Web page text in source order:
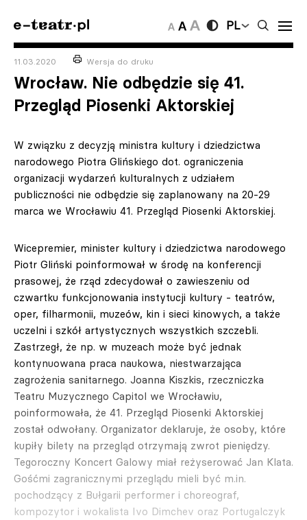
PL
11.03.2020 Wersja do druku
Wrocław. Nie odbędzie się 41.
Przegląd Piosenki Aktorskiej
W związku z decyzją ministra kultury i dziedzictwa
narodowego Piotra Glińskiego dot. ograniczenia
organizacji wydarzeń kulturalnych z udziałem
publiczności nie odbędzie się zaplanowany na 20-29
marca we Wrocławiu 41. Przegląd Piosenki Aktorskiej.
Wicepremier, minister kultury i dziedzictwa narodowego
Piotr Gliński poinformował w środę na konferencji
prasowej, że rząd zdecydował o zawieszeniu od
czwartku funkcjonowania instytucji kultury - teatrów,
oper, filharmonii, muzeów, kin i sieci kinowych, a także
uczelni i szkół artystycznych wszystkich szczebli.
Zastrzegł, że np. w muzeach może być jednak
kontynuowana praca naukowa, niestwarzająca
zagrożenia sanitarnego. Joanna Kiszkis, rzeczniczka
Teatru Muzycznego Capitol we Wrocławiu,
poinformowała, że 41. Przegląd Piosenki Aktorskiej
został odwołany. Organizator deklaruje, że osoby, które
kupiły bilety na przegląd otrzymają zwrot pieniędzy.
Tegoroczny Koncert Galowy miał reżyserować Jan Klata.
Gośćmi zagranicznymi przeglądu mieli być m.in.
pochodzący z Bułgarii performer i choreograf,
kompozytor i wokalista Ivo Dimchev oraz Portugalczyk